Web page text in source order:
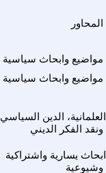
مواضيع وابحاث سياسية
مواضيع وابحاث سياسية
العلمانية، الدين السياسي
ونقد الفكر الديني
ابحاث يسارية واشتراكية
وشيوعية